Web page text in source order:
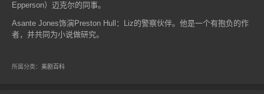
Epperson）迈克尔的同事。
Asante Jones饰演Preston Hull：Liz的警察伙伴。他是一个有抱负的作
者，并共同为小说做研究。
所属分类： 美剧百科